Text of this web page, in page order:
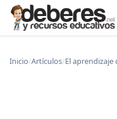
Inicio/Artículos/El aprendizaje